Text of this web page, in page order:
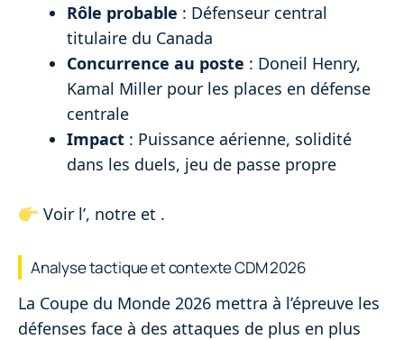
Rôle probable : Défenseur central
titulaire du Canada
Concurrence au poste : Doneil Henry,
Kamal Miller pour les places en défense
centrale
Impact : Puissance aérienne, solidité
dans les duels, jeu de passe propre
Voir l’, notre et .
Analyse tactique et contexte CDM 2026
La Coupe du Monde 2026 mettra à l’épreuve les
défenses face à des attaques de plus en plus